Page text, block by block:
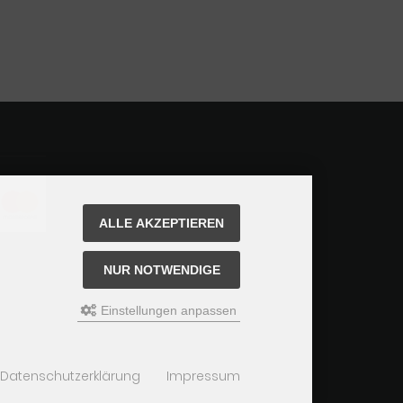
ALLE AKZEPTIEREN
NUR NOTWENDIGE
Einstellungen anpassen
Datenschutzerklärung Impressum